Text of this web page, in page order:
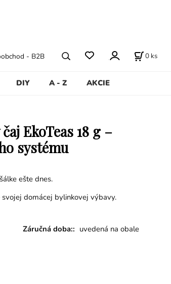
DIY A - Z AKCIE
- B2B 0 ks
EkoTeas 18 g –
systému
ešte dnes.
domácej bylinkovej výbavy.
Záručná doba:: uvedená na obale